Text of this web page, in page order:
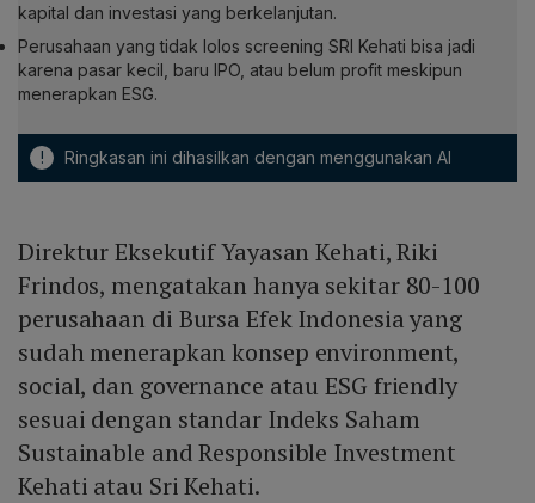
kapital dan investasi yang berkelanjutan.
Perusahaan yang tidak lolos screening SRI Kehati bisa jadi
karena pasar kecil, baru IPO, atau belum profit meskipun
menerapkan ESG.
! Ringkasan ini dihasilkan dengan menggunakan AI
Direktur Eksekutif Yayasan Kehati, Riki
Frindos, mengatakan hanya sekitar 80-100
perusahaan di Bursa Efek Indonesia yang
sudah menerapkan konsep environment,
social, dan governance atau ESG friendly
sesuai dengan standar Indeks Saham
Sustainable and Responsible Investment
Kehati atau Sri Kehati.